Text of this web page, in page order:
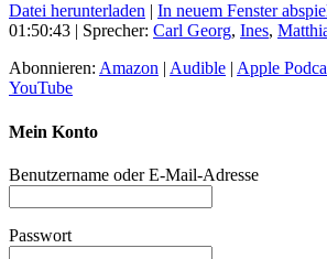
Datei herunterladen | In neuem Fenster
01:50:43 | Sprecher: Carl Georg, Ines,
Abonnieren: Amazon | Audible | Apple
YouTube
Mein Konto
Benutzername oder E-Mail-Adresse
Passwort